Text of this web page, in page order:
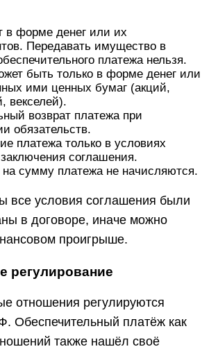
в форме денег или их
Передавать имущество в
платежа нельзя.
быть только в форме денег или
ими ценных бумаг (акций,
векселей).
возврат платежа при
обязательств.
платежа только в условиях
соглашения.
сумму платежа не начисляются.
все условия соглашения были
в договоре, иначе можно
проигрыше.
регулирование
отношения регулируются
Обеспечительный платёж как
также нашёл своё